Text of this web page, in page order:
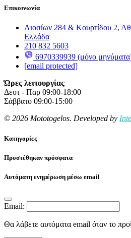
Επικοινωνία
Λιοσίων 284 & Κουρτίδου 2,
Ελλάδα
210 832 5603
6970339939 (μόνο
[email protected]
Ώρες λειτουργίας
Δευτ - Παρ 09:00-18:00
Σάββατο 09:00-15:00
© 2026 Mototogelos. Developed by
Κατηγορίες
Προστέθηκαν πρόσφατα
Αυτόματη ενημέρωση μέσω email
Email:
Θα λάβετε αυτόματα email όταν το